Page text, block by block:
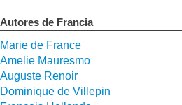
Autores de Francia
Marie de France
Amelie Mauresmo
Auguste Renoir
Dominique de Villepin